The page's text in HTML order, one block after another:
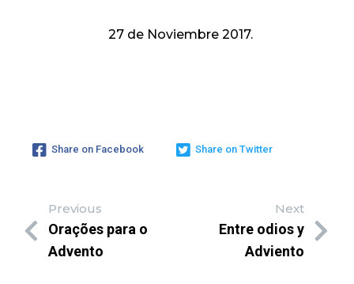
27 de Noviembre 2017.
Share on Facebook Share on Twitter
Previous
Orações para o
Advento
Next
Entre odios y
Adviento